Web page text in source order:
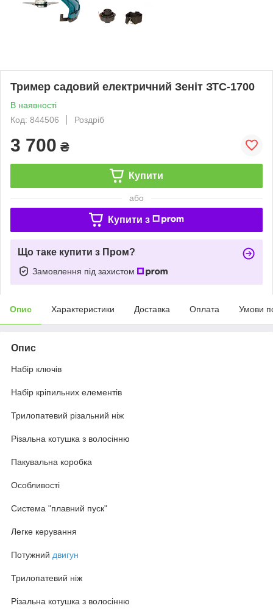
Тример садовий електричний Зеніт ЗТС-1700
В наявності
Код: 844506
Роздріб
3 700 ₴
Купити
або
Купити з
Що таке купити з Пром?
Замовлення під захистом
Опис Характеристики Доставка Оплата Умови
Опис
Набір ключів
Набір кріпильних елементів
Трилопатевий різальний ніж
Різальна котушка з волосінню
Пакувальна коробка
Особливості
Система "плавний пуск"
Легке керування
Потужний двигун
Трилопатевий ніж
Різальна котушка з волосінню